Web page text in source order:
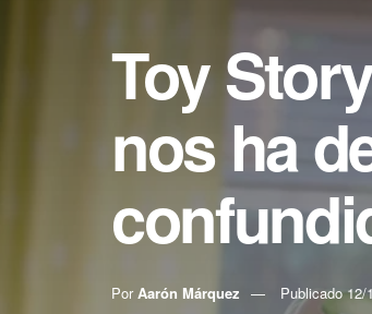
Toy
nos ha
Por Aarón Márquez Publicado12/